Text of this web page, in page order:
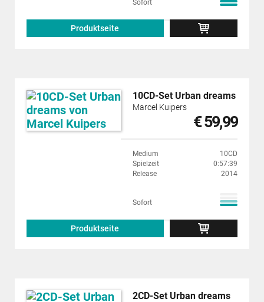
Sofort
Produktseite
10CD-Set Urban dreams
Marcel Kuipers
€ 59,99
Medium
10CD
Spielzeit
0:57:39
Release
2014
Sofort
Produktseite
2CD-Set Urban dreams